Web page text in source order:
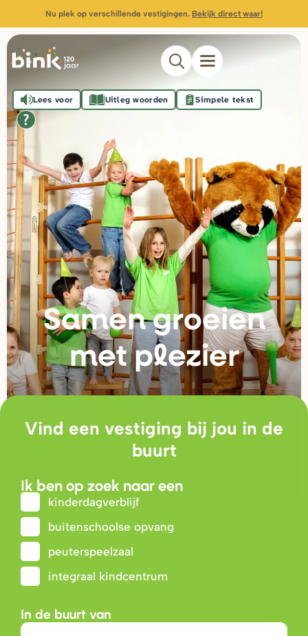
Nu plek op verschillende vestigingen. Bekijk direct waar!
Samen groeien
met plezier
Lees voor Uitleg woorden Simpele tekst
Vind een vestiging bij jou in de
buurt
Ik ben op zoek naar een
kinderdagverblijf
buitenschoolse opvang
peuterspeelzaal
integraal kindcentrum
In de buurt van